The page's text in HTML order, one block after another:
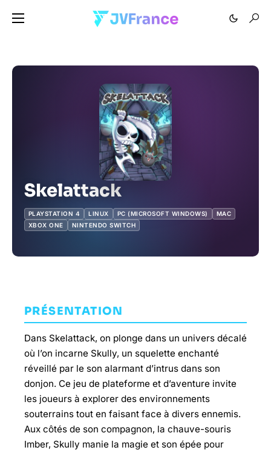
Skelattack
PLAYSTATION 4 LINUX PC (MICROSOFT WINDOWS)
MAC
XBOX ONE
NINTENDO SWITCH
PRÉSENTATION
Dans Skelattack, on plonge dans un univers décalé
où l’on incarne Skully, un squelette enchanté
réveillé par le son alarmant d’intrus dans son
donjon. Ce jeu de plateforme et d’aventure invite
les joueurs à explorer des environnements
souterrains tout en faisant face à divers ennemis.
Aux côtés de son compagnon, la chauve-souris
Imber, Skully manie la magie et son épée pour